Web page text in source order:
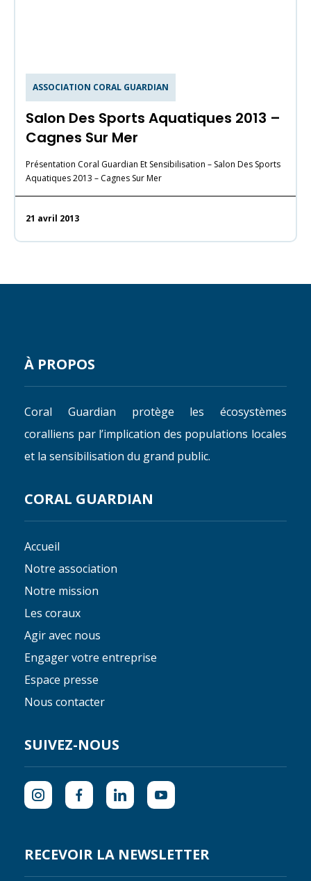
ASSOCIATION CORAL GUARDIAN
Salon Des Sports Aquatiques 2013 –
Cagnes Sur Mer
Présentation Coral Guardian Et Sensibilisation – Salon Des Sports
Aquatiques 2013 – Cagnes Sur Mer
21 avril 2013
À PROPOS
Coral Guardian protège les écosystèmes
coralliens par l’implication des populations locales
et la sensibilisation du grand public.
CORAL GUARDIAN
Accueil
Notre association
Notre mission
Les coraux
Agir avec nous
Engager votre entreprise
Espace presse
Nous contacter
SUIVEZ-NOUS
RECEVOIR LA NEWSLETTER